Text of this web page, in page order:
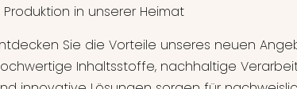
Produktion in unserer Heimat
Sie die Vorteile unseres neuen
Inhaltsstoffe, nachhaltige